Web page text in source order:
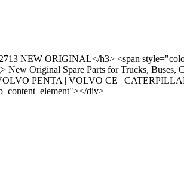
NEW ORIGINAL</h3> <span
Original Spare Parts for Trucks, Buses,
PENTA | VOLVO CE |
div>